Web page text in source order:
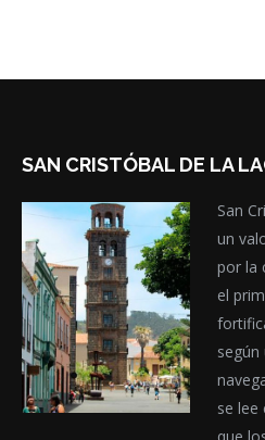
SAN CRISTÓBAL DE LA
San
un
por la
el
según
se lee